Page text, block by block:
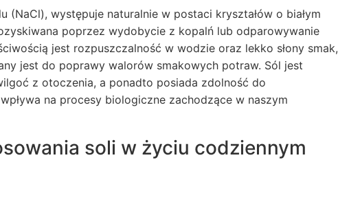
(NaCl), występuje naturalnie w postaci kryształów o białym
poprzez wydobycie z kopalń lub odparowywanie
jest rozpuszczalność w wodzie oraz lekko słony smak,
jest do poprawy walorów smakowych potraw. Sól jest
z otoczenia, a ponadto posiada zdolność do
na procesy biologiczne zachodzące w naszym
soli w życiu codziennym